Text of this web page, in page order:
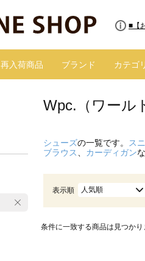
■8/
■【
再入荷商品 ブランド カテゴ
Wpc.（ワール
シューズの一覧です。 ス
ブラウス
カーディガン
表示順 人気順
条件に一致する商品は見つか